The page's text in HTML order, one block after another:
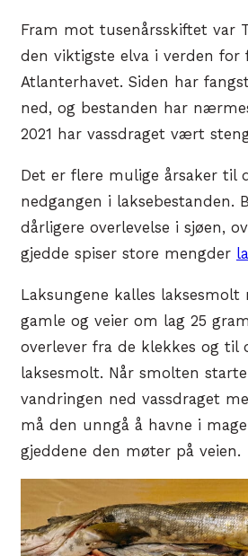
Fram mot tusenårsskiftet var
den viktigste elva i verden for
Atlanterhavet. Siden har
ned, og bestanden har
2021 har vassdraget vært
Det er flere mulige årsaker til
nedgangen i laksebestanden.
dårligere overlevelse i sjøen,
gjedde spiser store mengder
Laksungene kalles laksesmolt
gamle og veier om lag 25
overlever fra de klekkes og til
laksesmolt. Når smolten
vandringen ned vassdraget
må den unngå å havne i
gjeddene den møter på veien.